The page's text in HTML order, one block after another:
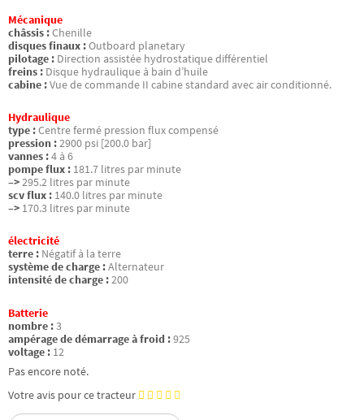
Mécanique
châssis :Chenille
disques finaux :Outboard planetary
pilotage : Direction assistée hydrostatique différentiel
freins : Disque hydraulique à bain d’huile
cabine :Vue de commande II cabine standard avec air conditionné.
Hydraulique
type :Centre fermé pression flux compensé
pression :2900 psi [200.0 bar]
vannes :4 à 6
pompe flux : 181.7 litres par minute
–>295.2 litres par minute
scv flux : 140.0 litres par minute
–> 170.3 litres par minute
électricité
terre : Négatif à la terre
système de charge :Alternateur
intensité de charge :200
Batterie
nombre :3
ampérage de démarrage à froid :925
voltage : 12
Pas encore noté.
Votre avis pour ce tracteur